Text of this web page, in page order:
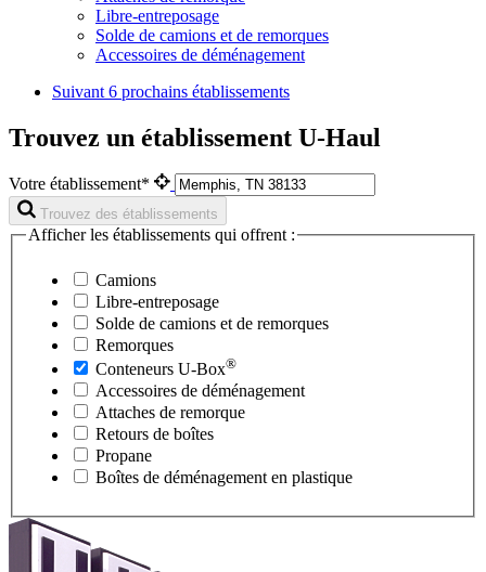
Libre-entreposage
Solde de camions et de remorques
Accessoires de déménagement
Suivant 6 prochains établissements
Trouvez un établissement U-Haul
Votre établissement*
Trouvez des établissements
Afficher les établissements qui offrent :
Camions
Libre-entreposage
Solde de camions et de remorques
Remorques
Conteneurs U-Box®
Accessoires de déménagement
Attaches de remorque
Retours de boîtes
Propane
Boîtes de déménagement en plastique